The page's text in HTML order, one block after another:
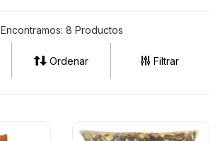
Encontramos: 8 Productos
Ordenar Filtrar